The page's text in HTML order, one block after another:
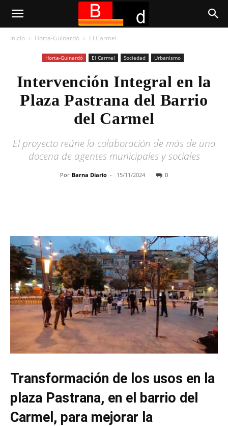
Inicio Horta-Guinardó El Carmel
Horta-Guinardó El Carmel Sociedad Urbanismo
Intervención Integral en la
Plaza Pastrana del Barrio
del Carmel
El proyecto reúne la colaboración de más de una
docena de agentes municipales y sociales
Por Barna Diario - 15/11/2024 0
Transformación de los usos en la
plaza Pastrana, en el barrio del
Carmel, para mejorar la